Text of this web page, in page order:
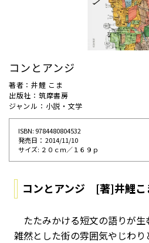
コンとアンジ
著者：井鯉 こま
出版社：筑摩書房
ジャンル：小説・文学
ISBN: 9784480804532
発売⽇： 2014/11/10
サイズ: ２０ｃｍ／１６９ｐ
コンとアンジ [著]井鯉こ
たたみかける短文の語りが生
雑然とした街の雰囲気やじわ